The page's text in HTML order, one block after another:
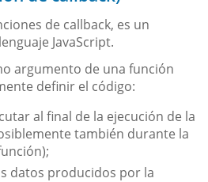
de callback, es un
JavaScript.
argumento de una función
definir el código:
al final de la ejecución de la
también durante la
datos producidos por la